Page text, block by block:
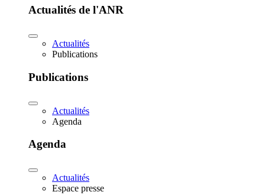
Actualités de l'ANR
Actualités
Publications
Publications
Actualités
Agenda
Agenda
Actualités
Espace presse